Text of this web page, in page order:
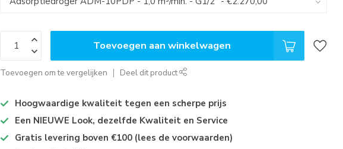
Toevoegen aan winkelwagen
Toevoegen om te vergelijken Deel dit product
Hoogwaardige kwaliteit tegen een scherpe prijs
Een NIEUWE Look, dezelfde Kwaliteit en Service
Gratis levering boven €100 (lees de voorwaarden)